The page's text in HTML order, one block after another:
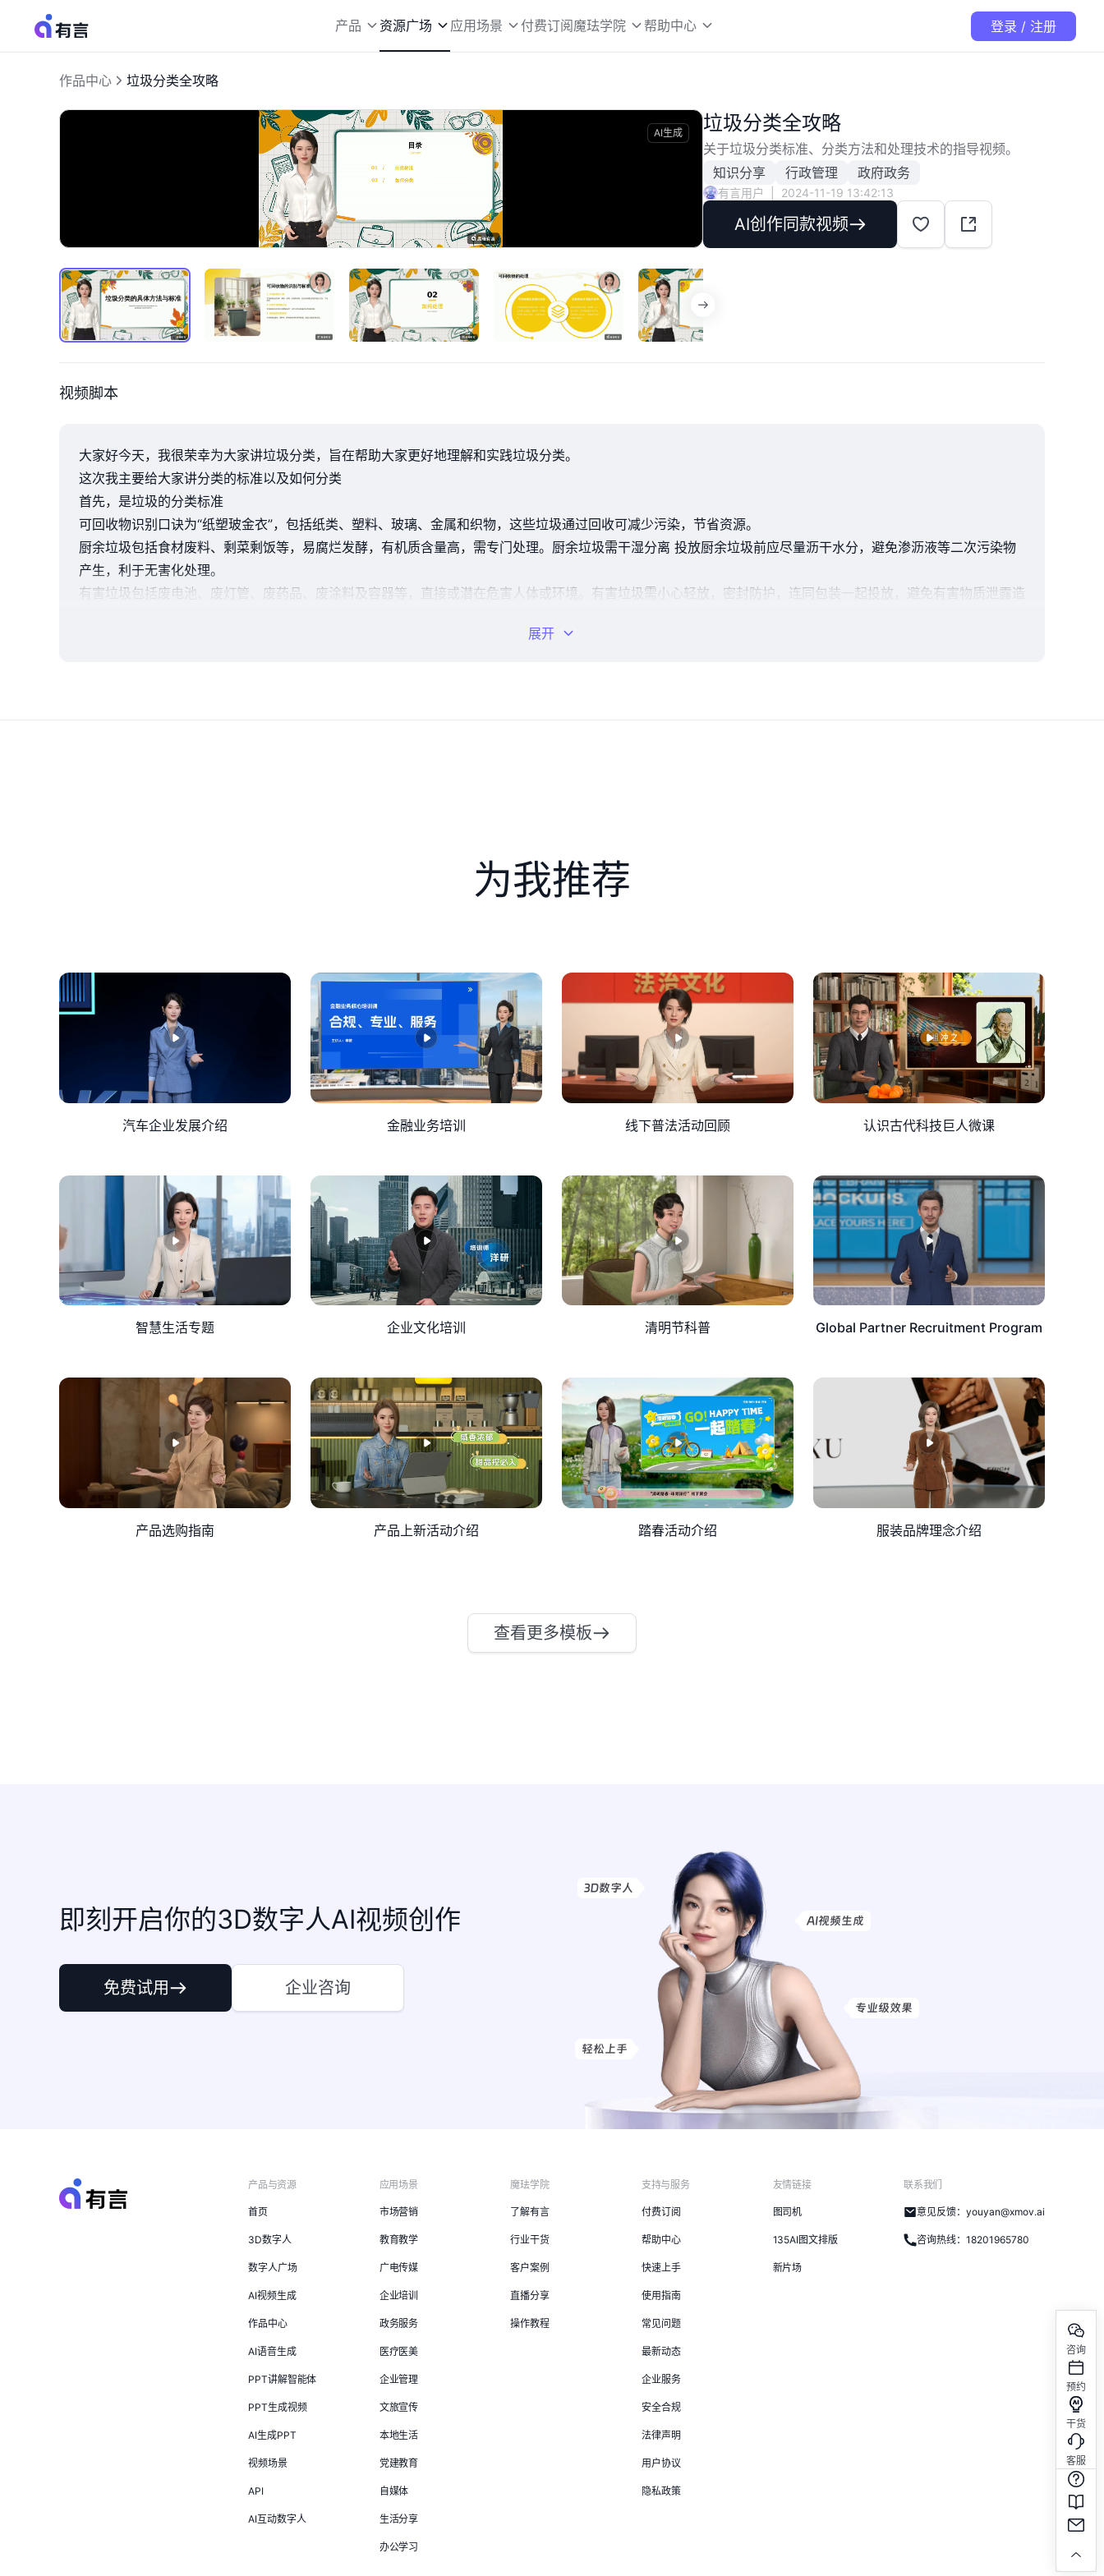
产品 资源广场 应用场景 付费订阅魔珐学院 帮助中心 登录 / 注册
作品中心 垃圾分类全攻略
AI生成
启
载
33.24%
放
垃圾分类全攻略
关于垃圾分类标准、分类方法和处理技术的指导视频。
知识分享
行政管理 政府政务
有言用户 2024-11-19 13:42:13
AI创作同款视频
视频脚本
大家好今天，我很荣幸为大家讲垃圾分类，旨在帮助大家更好地理解和实践垃圾分类。
这次我主要给大家讲分类的标准以及如何分类
首先，是垃圾的分类标准
可回收物识别口诀为“纸塑玻金衣”，包括纸类、塑料、玻璃、金属和织物，这些垃圾通过回收可减少污染，节省资源。
厨余垃圾包括食材废料、剩菜剩饭等，易腐烂发酵，有机质含量高，需专门处理。厨余垃圾需干湿分离 投放厨余垃圾前应尽量沥干水分，避免渗沥液等二次污染物
产生，利于无害化处理。
有害垃圾包括废电池、废灯管、废药品、废涂料及容器等，直接或潜在危害人体或环境。有害垃圾需小心轻放，密封防护，连同包装一起投放，避免有害物质泄露造
其他垃圾指除可回收、厨余、有害外的生活废弃物，如破损碗盘、卫生纸等。 减少一次性产品使用、选择耐用物品，可降低其他垃圾产生，减少环境污染和资源消
展开
为我推荐
汽车企业发展介绍 金融业务培训 线下普法活动回顾 认识古代科技巨人微课
智慧生活专题 企业文化培训 清明节科普 Global Partner Recruitment Program
产品选购指南 产品上新活动介绍 踏春活动介绍 服装品牌理念介绍
查看更多模板
即刻开启你的3D数字人AI视频创作
免费试用 企业咨询
产品与资源
首页
3D数字人
数字人广场
AI视频生成
作品中心
AI语音生成
PPT讲解智能体
PPT生成视频
AI生成PPT
视频场景
API
AI互动数字人
应用场景
市场营销
教育教学
广电传媒
企业培训
政务服务
医疗医美
企业管理
文旅宣传
本地生活
党建教育
自媒体
生活分享
办公学习
魔珐学院
了解有言
行业干货
客户案例
直播分享
操作教程
支持与服务
付费订阅
帮助中心
快速上手
使用指南
常见问题
最新动态
企业服务
安全合规
法律声明
用户协议
隐私政策
友情链接
图司机
135AI图文排版
新片场
联系我们
意见反馈：youyan@xmov.ai
咨询热线：18201965780
咨询
预约
干货
客服